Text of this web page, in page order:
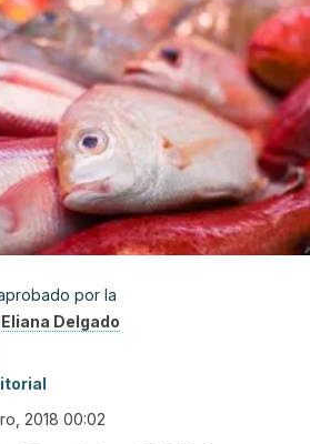
por la
Eliana Delgado
2018 00:02